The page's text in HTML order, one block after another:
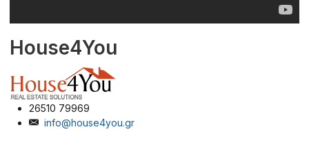
House4You
26510 79969
info@house4you.gr